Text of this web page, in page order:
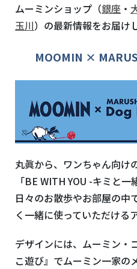
ムーミンショップ（銀座 ・
玉川）の最新情報をお届け
MOOMIN ×
丸眞から、ワンちゃん向け
「BE WITH YOU -キミと一
日々のお散歩やお部屋の中
く一緒に使っていただける
デザインには、ムーミン・
こ遊び』でムーミン一家の